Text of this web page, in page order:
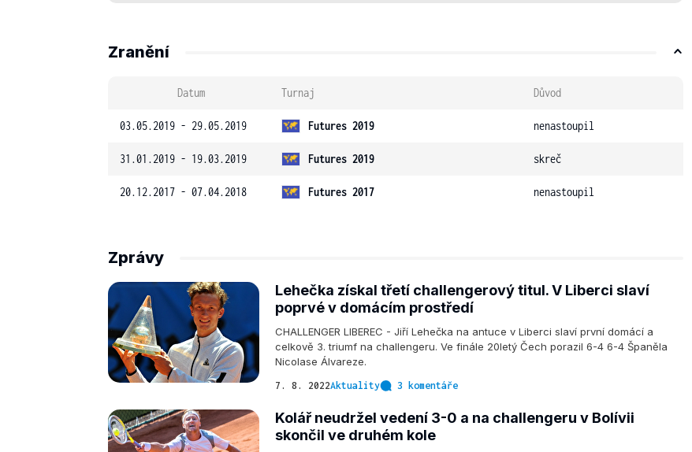
Zranění
Datum Turnaj Důvod
03.05.2019 - 29.05.2019 Futures 2019 nenastoupil
31.01.2019 - 19.03.2019 Futures 2019 skreč
20.12.2017 - 07.04.2018 Futures 2017 nenastoupil
Zprávy
Lehečka získal třetí challengerový titul. V Liberci slaví
poprvé v domácím prostředí
CHALLENGER LIBEREC - Jiří Lehečka na antuce v Liberci slaví první domácí a
celkově 3. triumf na challengeru. Ve finále 20letý Čech porazil 6-4 6-4 Španěla
Nicolase Álvareze.
7. 8. 2022Aktuality 3 komentáře
Kolář neudržel vedení 3-0 a na challengeru v Bolívii
skončil ve druhém kole